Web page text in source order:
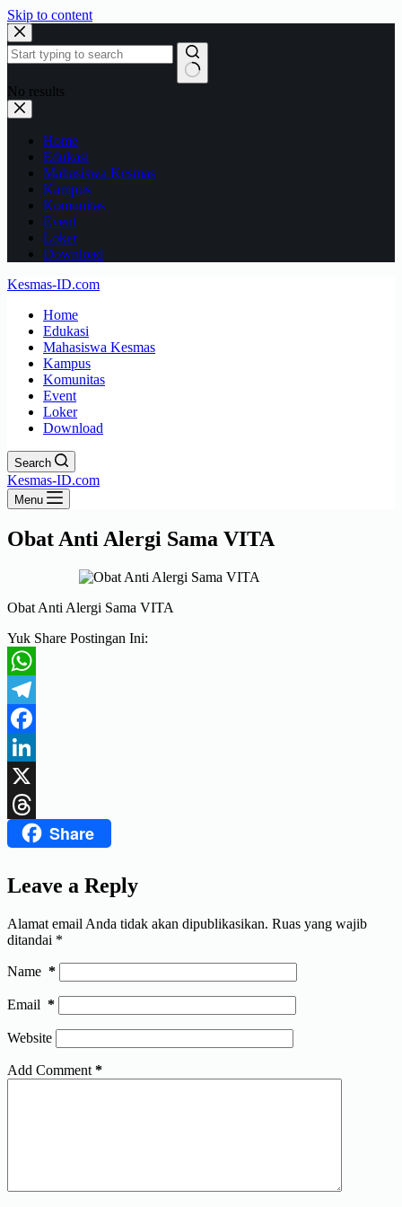
Skip to content
No results
Home
Edukasi
Mahasiswa Kesmas
Kampus
Komunitas
Event
Loker
Download
Kesmas-ID.com
Home
Edukasi
Mahasiswa Kesmas
Kampus
Komunitas
Event
Loker
Download
Search
Kesmas-ID.com
Menu
Obat Anti Alergi Sama VITA
Obat Anti Alergi Sama VITA
Yuk Share Postingan Ini:
WhatsApp
Telegram
Facebook
LinkedIn
X
ThreadsShare
Leave a Reply
Alamat email Anda tidak akan dipublikasikan. Ruas yang wajib
ditandai *
Name *
Email *
Website
Add Comment *